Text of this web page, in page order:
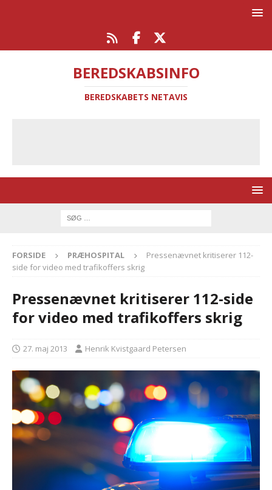
BEREDSKABSINFO
BEREDSKABETS NETAVIS
FORSIDE PRÆHOSPITAL
Pressenævnet kritiserer 112-
side for video med trafikoffers skrig
Pressenævnet kritiserer 112-side
for video med trafikoffers skrig
27. maj 2013 Henrik Kvistgaard Petersen